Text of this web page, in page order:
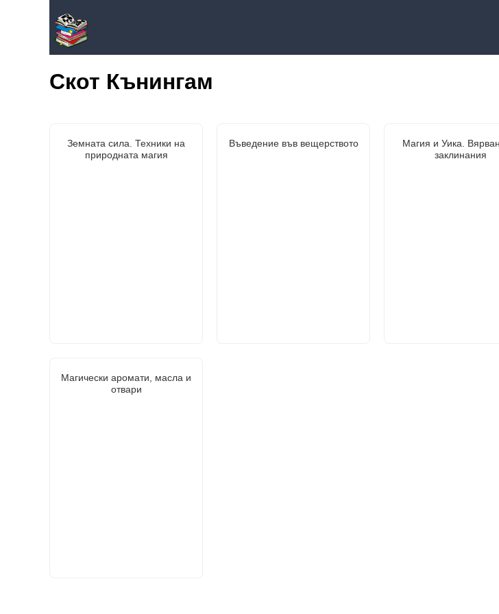
Скот Кънингам
Земната сила. Техники на
природната магия
Въведение във вещерството
Магия и Уика.
заклинания
Магически аромати, масла и
отвари